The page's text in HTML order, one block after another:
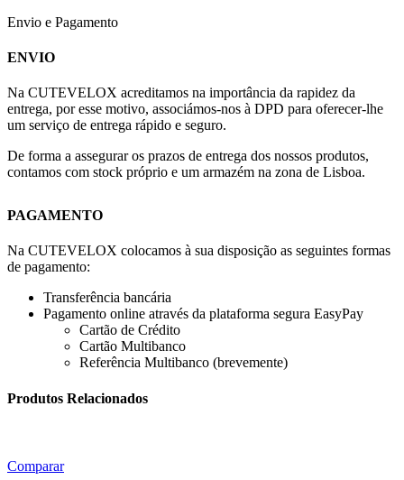
Envio e Pagamento
ENVIO
Na CUTEVELOX acreditamos na importância da rapidez da
entrega, por esse motivo, associámos-nos à DPD para oferecer-lhe
um serviço de entrega rápido e seguro.
De forma a assegurar os prazos de entrega dos nossos produtos,
contamos com stock próprio e um armazém na zona de Lisboa.
PAGAMENTO
Na CUTEVELOX colocamos à sua disposição as seguintes formas
de pagamento:
Transferência bancária
Pagamento online através da plataforma segura EasyPay
Cartão de Crédito
Cartão Multibanco
Referência Multibanco (brevemente)
Produtos Relacionados
Comparar